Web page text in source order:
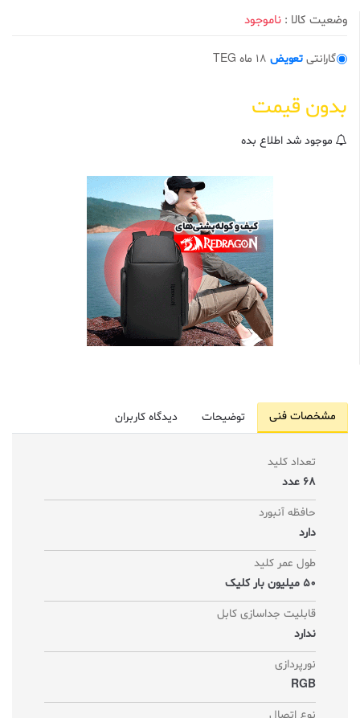
وضعیت کالا : ناموجود
گارانتی تعویض
بدون قیمت
موجود شد اطلاع بده
مشخصات فنی توضیحات دیدگاه کاربران
تعداد کلید
68 عدد
حافظه آنبورد
دارد
طول عمر کلید
50 میلیون بار کلیک
قابلیت جداسازی کابل
ندارد
نورپردازی
RGB